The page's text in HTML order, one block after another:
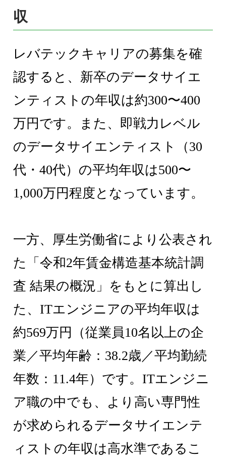
収
レバテックキャリアの募集を確
認すると、新卒のデータサイエ
ンティストの年収は約300〜400
万円です。また、即戦力レベル
のデータサイエンティスト（30
代・40代）の平均年収は500〜
1,000万円程度となっています。
一方、厚生労働省により公表され
た「令和2年賃金構造基本統計調
査 結果の概況」をもとに算出し
た、ITエンジニアの平均年収は
約569万円（従業員10名以上の企
業／平均年齢：38.2歳／平均勤続
年数：11.4年）です。ITエンジニ
ア職の中でも、より高い専門性
が求められるデータサイエンテ
ィストの年収は高水準であるこ